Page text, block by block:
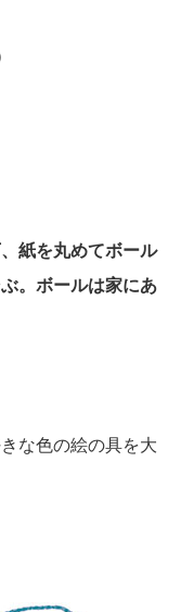
紙を丸めてボール
。ボールは家にあ
な色の絵の具を大